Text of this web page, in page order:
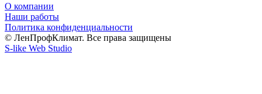
О компании
Наши работы
Политика конфиденциальности
© ЛенПрофКлимат. Все права защищены
S-like Web Studio